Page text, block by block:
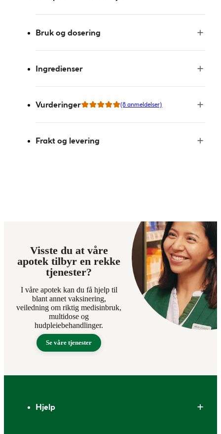
Bruk og dosering
Ingredienser
Vurderinger (8 anmeldelser)
Frakt og levering
Visste du at våre
apotek tilbyr en rekke
tjenester?
I våre apotek kan du få hjelp til
blant annet vaksinering,
veiledning om riktig medisinbruk,
multidose og
hudpleiebehandlinger.
Se våre tjenester
Hjelp